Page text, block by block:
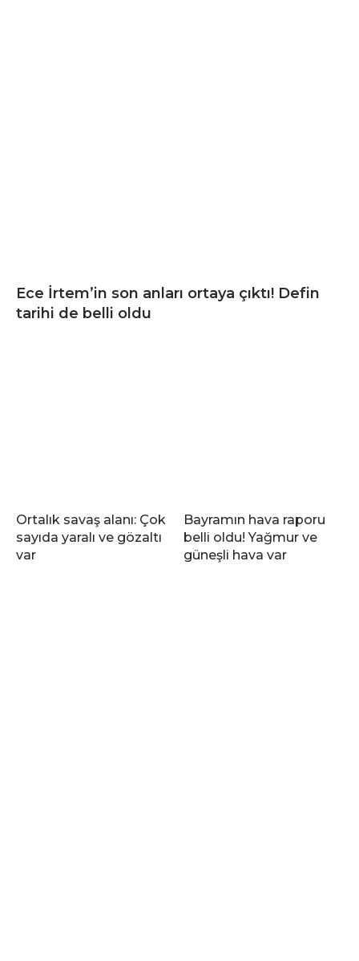
Ece İrtem’in son anları ortaya çıktı! Defin
tarihi de belli oldu
Ortalık savaş alanı: Çok
sayıda yaralı ve gözaltı
var
Bayramın hava raporu
belli oldu! Yağmur ve
güneşli hava var